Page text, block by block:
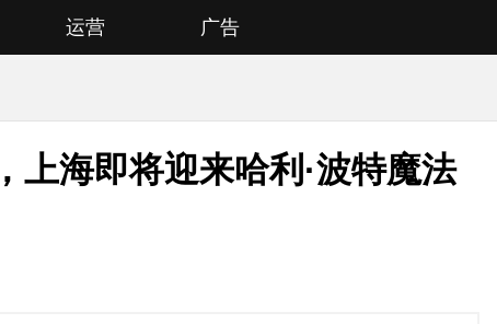
运营 广告
上海即将迎来哈利·波特魔法